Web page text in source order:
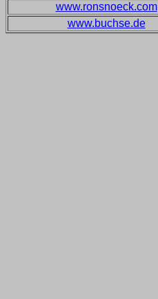
www.ronsnoeck.com
www.buchse.de